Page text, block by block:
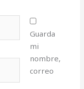
Guarda
mi
nombre,
correo